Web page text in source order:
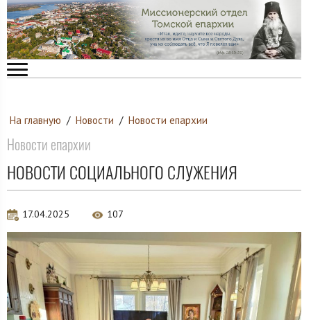
На главную / Новости / Новости епархии
Новости епархии
НОВОСТИ СОЦИАЛЬНОГО СЛУЖЕНИЯ
17.04.2025 107